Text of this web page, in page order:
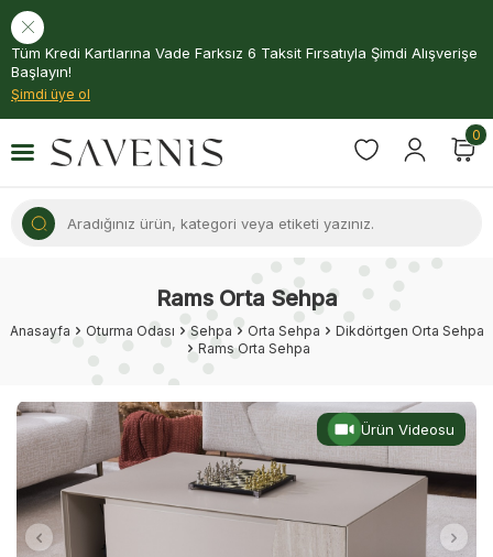
Tüm Kredi Kartlarına Vade Farksız 6 Taksit Fırsatıyla Şimdi Alışverişe
Başlayın!
Şimdi üye ol
0
Rams Orta Sehpa
Anasayfa Oturma Odası Sehpa Orta Sehpa
Dikdörtgen Orta Sehpa
Rams Orta Sehpa
Ürün Videosu